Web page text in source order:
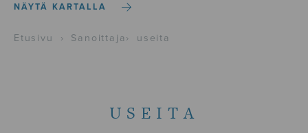
NÄYTÄ KARTALLA
Etusivu › Sanoittaja › useita
USEITA